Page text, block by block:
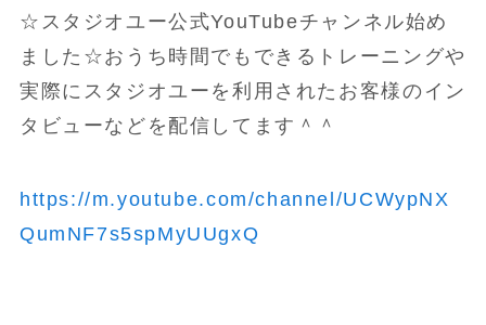
☆スタジオユー公式YouTubeチャンネル始め
ました☆おうち時間でもできるトレーニングや
実際にスタジオユーを利用されたお客様のイン
タビューなどを配信してます＾＾
https://m.youtube.com/channel/UCWypNX
QumNF7s5spMyUUgxQ